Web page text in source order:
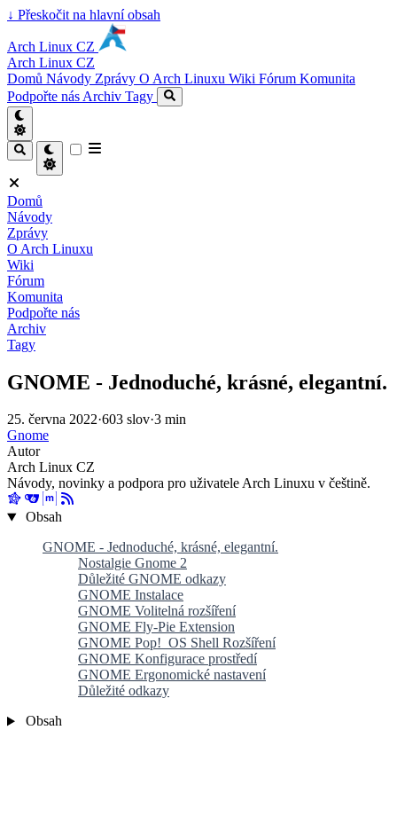
↓ Přeskočit na hlavní obsah
Arch Linux CZ
Arch Linux CZ
Domů Návody Zprávy O Arch Linuxu Wiki Fórum Komunita
Podpořte nás Archiv Tagy
Domů
Návody
Zprávy
O Arch Linuxu
Wiki
Fórum
Komunita
Podpořte nás
Archiv
Tagy
GNOME - Jednoduché, krásné, elegantní.
25. června 2022·603 slov·3 min
Gnome
Autor
Arch Linux CZ
Návody, novinky a podpora pro uživatele Arch Linuxu v češtině.
Obsah
GNOME - Jednoduché, krásné, elegantní.
Nostalgie Gnome 2
Důležité GNOME odkazy
GNOME Instalace
GNOME Volitelná rozšíření
GNOME Fly-Pie Extension
GNOME Pop!_OS Shell Rozšíření
GNOME Konfigurace prostředí
GNOME Ergonomické nastavení
Důležité odkazy
Obsah